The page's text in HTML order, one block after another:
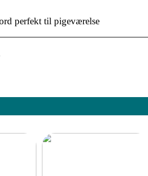
perfekt til pigeværelse